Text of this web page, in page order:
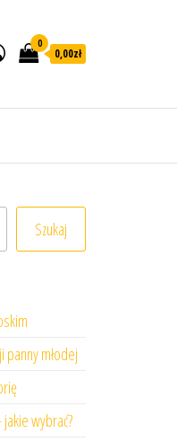
0
0,00zł
Szukaj
panny młodej
wybrać?